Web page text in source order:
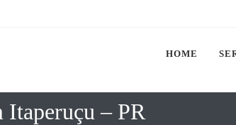
HOME
Itaperuçu – PR